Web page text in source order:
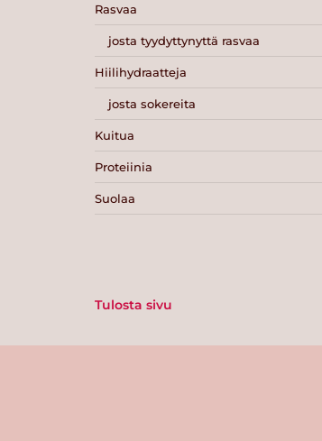
Rasvaa
josta tyydyttynyttä rasvaa
Hiilihydraatteja
josta sokereita
Kuitua
Proteiinia
Suolaa
Tulosta sivu